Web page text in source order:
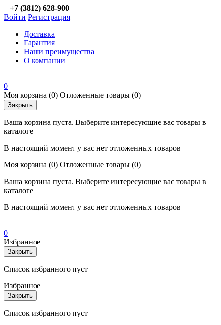
+7 (3812) 628-900
Войти Регистрация
Доставка
Гарантия
Наши преимущества
О компании
0
Моя корзина (0) Отложенные товары (0)
Закрыть
Ваша корзина пуста. Выберите интересующие вас товары в
каталоге
В настоящий момент у вас нет отложенных товаров
Моя корзина (0) Отложенные товары (0)
Ваша корзина пуста. Выберите интересующие вас товары в
каталоге
В настоящий момент у вас нет отложенных товаров
0
Избранное
Закрыть
Список избранного пуст
Избранное
Закрыть
Список избранного пуст